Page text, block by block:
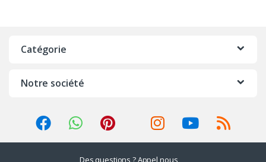
Catégorie
Notre société
Des questions ? Appel nous